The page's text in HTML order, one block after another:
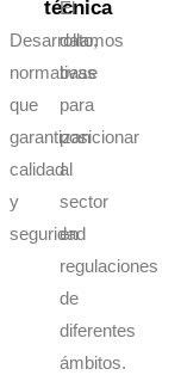
técnica
Desarrollamos
normativas
que
garantizan
calidad
y
seguridad
El
dato,
base
para
posicionar
al
sector
en
regulaciones
de
diferentes
ámbitos.